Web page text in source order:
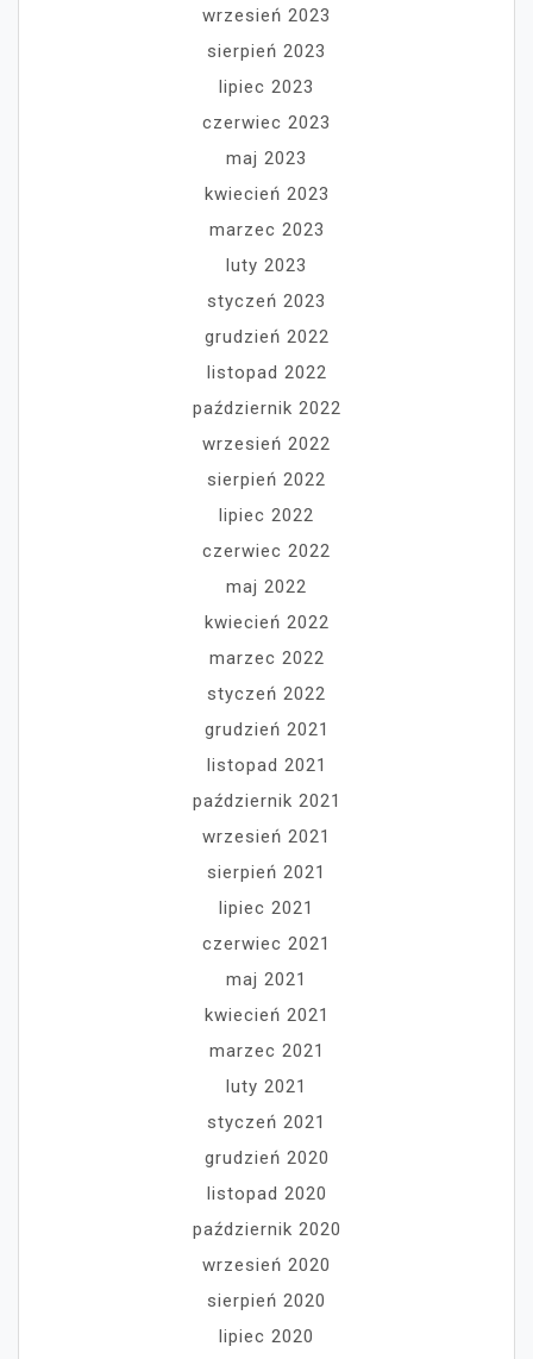
wrzesień 2023
sierpień 2023
lipiec 2023
czerwiec 2023
maj 2023
kwiecień 2023
marzec 2023
luty 2023
styczeń 2023
grudzień 2022
listopad 2022
październik 2022
wrzesień 2022
sierpień 2022
lipiec 2022
czerwiec 2022
maj 2022
kwiecień 2022
marzec 2022
styczeń 2022
grudzień 2021
listopad 2021
październik 2021
wrzesień 2021
sierpień 2021
lipiec 2021
czerwiec 2021
maj 2021
kwiecień 2021
marzec 2021
luty 2021
styczeń 2021
grudzień 2020
listopad 2020
październik 2020
wrzesień 2020
sierpień 2020
lipiec 2020